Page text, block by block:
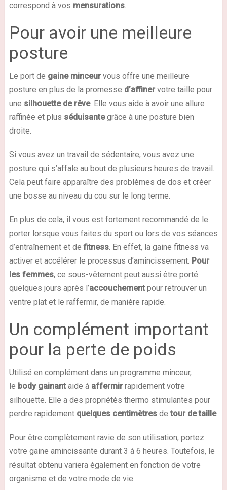
correspond à vos mensurations.
Pour avoir une meilleure
posture
Le port de gaine minceurvous offre une meilleure
posture en plus de la promesse d’affinervotre taille pour
une silhouette de rêve. Elle vous aide à avoir une allure
raffinée et plus séduisantegrâce à une posture bien
droite.
Si vous avez un travail de sédentaire, vous avez une
posture qui s’affale au bout de plusieurs heures de travail.
Cela peut faire apparaître des problèmes de dos et créer
une bosse au niveau du cou sur le long terme.
En plus de cela, il vous est fortement recommandé de le
porter lorsque vous faites du sport ou lors de vos séances
d’entraînement et defitness. En effet, la gaine fitness va
activer et accélérer le processus d’amincissement. Pour
les femmes, ce sous-vêtement peut aussi être porté
quelques jours après l’accouchementpour retrouver un
ventre plat et le raffermir, de manière rapide.
Un complément important
pour la perte de poids
Utilisé en complément dans un programme minceur,
le body gainantaide à affermirrapidement votre
silhouette. Elle a des propriétés thermo stimulantes pour
perdre rapidement quelques centimètresdetour de taille.
Pour être complètement ravie de son utilisation, portez
votre gaine amincissante durant 3 à 6 heures. Toutefois, le
résultat obtenu variera également en fonction de votre
organisme et de votre mode de vie.